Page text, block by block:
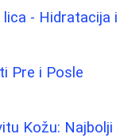
- Hidratacija i
Pre i Posle
Kožu: Najbolji